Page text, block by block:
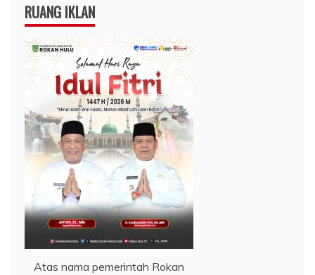
RUANG IKLAN
Atas nama pemerintah Rokan